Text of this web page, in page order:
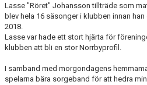
Lasse "Röret" Johansson tillträde som
blev hela 16 säsonger i klubben innan
2018.
Lasse var hade ett stort hjärta för
klubben att bli en stor Norrbyprofil.
I samband med morgondagens
spelarna bära sorgeband för att hedra